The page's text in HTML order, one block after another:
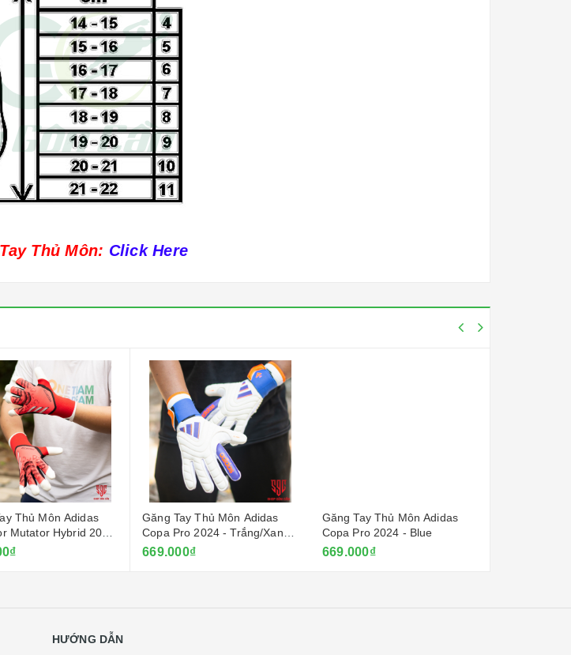
Thủ Môn: Click Here
Thủ Môn Adidas
Mutator Hybrid 2025
Găng Tay Thủ Môn Adidas
Copa Pro 2024 - Trắng/Xanh
Dương
669.000₫
Găng Tay Thủ Môn Adidas
Copa Pro 2024 - Blue
669.000₫
HƯỚNG DẪN